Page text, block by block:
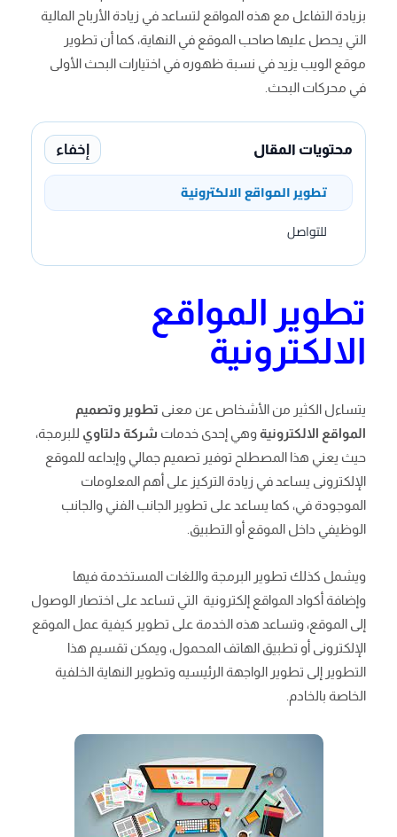
بزيادة التفاعل مع هذه المواقع لتساعد في زيادة الأرباح المالية
التي يحصل عليها صاحب الموقع في النهاية، كما أن تطوير
موقع الويب يزيد في نسبة ظهوره في اختيارات البحث الأولى
في محركات البحث.
محتويات المقال إخفاء
تطوير المواقع الالكترونية
للتواصل
تطوير المواقع
الالكترونية
يتساءل الكثير من الأشخاص عن معنى تطوير وتصميم
المواقع الالكترونيةوهي إحدى خدمات شركة دلتاوي للبرمجة،
حيث يعني هذا المصطلح توفير تصميم جمالي وإبداعه للموقع
الإلكترونى يساعد في زيادة التركيز على أهم المعلومات
الموجودة في، كما يساعد على تطوير الجانب الفني والجانب
الوظيفي داخل الموقع أو التطبيق.
ويشمل كذلك تطوير البرمجة واللغات المستخدمة فيها
وإضافة أكواد المواقع إلكترونية التي تساعد على اختصار الوصول
إلى الموقع، وتساعد هذه الخدمة على تطوير كيفية عمل الموقع
الإلكترونى أو تطبيق الهاتف المحمول، ويمكن تقسيم هذا
التطوير إلى تطوير الواجهة الرئيسيه وتطوير النهاية الخلفية
الخاصة بالخادم.